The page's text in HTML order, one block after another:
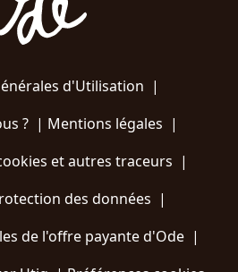
d'Utilisation |
?| Mentions légales |
et autres traceurs |
des données |
de l'offre payante d'Ode |